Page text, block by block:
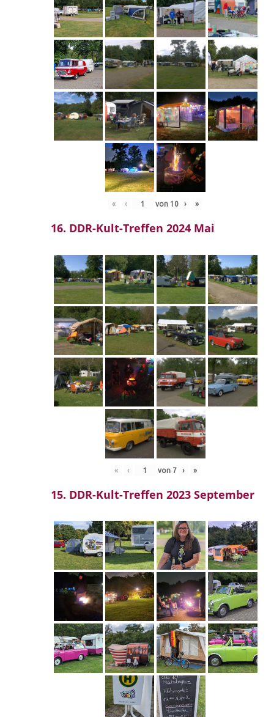
« ‹ von 10 › »
16. DDR-Kult-Treffen 2024 Mai
« ‹ von 7 › »
15. DDR-Kult-Treffen 2023 September